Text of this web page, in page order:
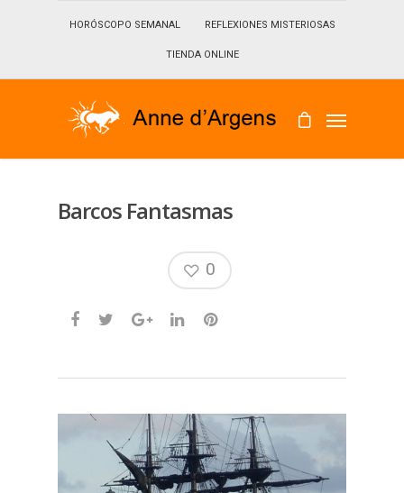
HORÓSCOPO SEMANAL REFLEXIONES MISTERIOSAS
TIENDA ONLINE
Barcos Fantasmas
0